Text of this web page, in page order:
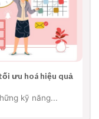
ưu hoá hiệu quả
kỹ năng...